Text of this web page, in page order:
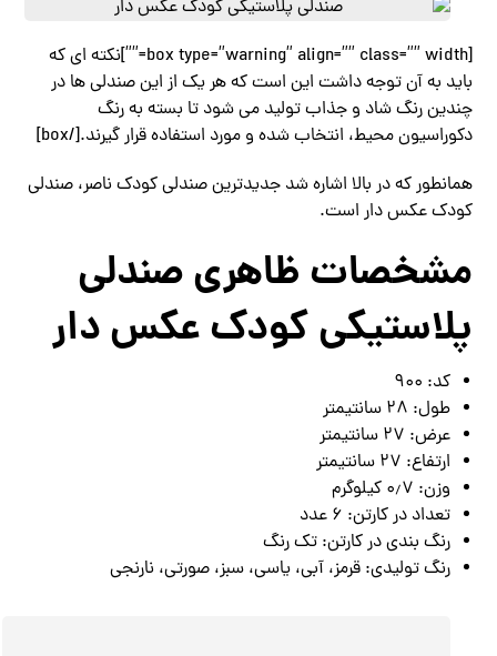
[box type=”warning” align=”” class=”” width=””]نکته ای که
باید به آن توجه داشت این است که هر یک از این صندلی ها در
چندین رنگ شاد و جذاب تولید می شود تا بسته به رنگ
دکوراسیون محیط، انتخاب شده و مورد استفاده قرار گیرند.[/box]
همانطور که در بالا اشاره شد جدیدترین صندلی کودک ناصر، صندلی
کودک عکس دار است.
مشخصات ظاهری صندلی
پلاستیکی کودک عکس دار
کد: ۹۰۰
طول: ۲۸ سانتیمتر
عرض: ۲۷ سانتیمتر
ارتفاع: ۲۷ سانتیمتر
وزن: ۰٫۷ کیلوگرم
تعداد در کارتن: ۶ عدد
رنگ بندی در کارتن: تک رنگ
رنگ تولیدی: قرمز، آبی، یاسی، سبز، صورتی، نارنجی